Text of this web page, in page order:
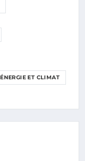
ÉNERGIE ET CLIMAT